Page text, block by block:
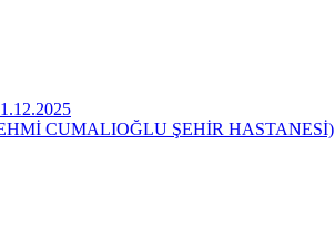
CUMALIOĞLU ŞEHİR HASTANESİ)